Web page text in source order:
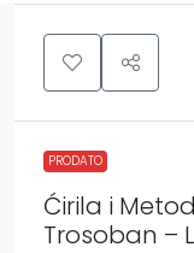
PRODATO
Ćirila i
Trosoban –